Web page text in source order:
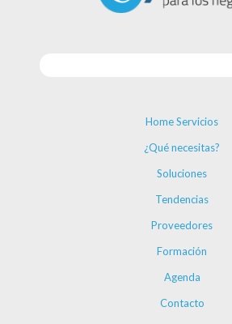
Home Servicios
¿Qué necesitas?
Soluciones
Tendencias
Proveedores
Formación
Agenda
Contacto